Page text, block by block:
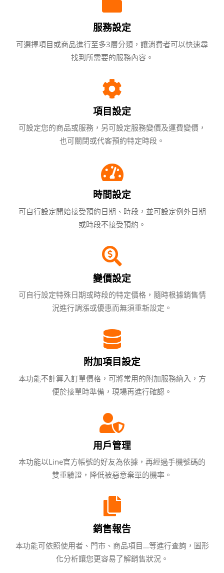
服務設定
可選擇項目或商品進行至多3層分類，讓消費者可以快速尋
找到所需要的服務內容。
項目設定
可設定您的商品或服務，另可設定服務變價及運費變價，
也可關閉或代客預約特定時段。
時間設定
可自行設定開始接受預約日期、時段，並可設定例外日期
或時段不接受預約。
變價設定
可自行設定特殊日期或時段的特定價格，隨時根據銷售情
況進行調漲或優惠而無須重新設定。
附加項目設定
本功能不計算入訂單價格，可將常用的附加服務納入，方
便於接單時準備，現場再進行確認。
用戶管理
本功能以Line官方帳號的好友為依據，再經過手機號碼的
雙重驗證，降低被惡意棄單的機率。
銷售報告
本功能可依照使用者、門市、商品項目...等進行查詢，圖形
化分析讓您更容易了解銷售狀況。